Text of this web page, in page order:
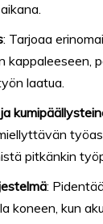
: Tarjoaa
laatua.
pitkänkin
:
koneen, kun